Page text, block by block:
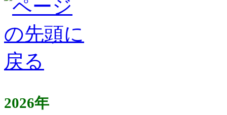
2026年